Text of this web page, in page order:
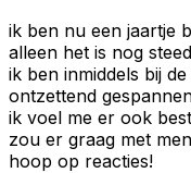
ik ben nu een jaartje
alleen het is nog
ik ben inmiddels bij
ontzettend
ik voel me er ook
zou er graag met
hoop op reacties!